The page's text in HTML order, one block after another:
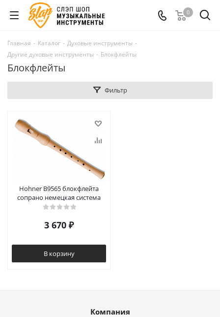
0
Главная - Каталог - Духовые инструменты -
Другие духовые инструменты - Блокфлейты
Блокфлейты
Фильтр
Hohner B9565 блокфлейта
сопрано немецкая система
3 670 ₽
В корзину
Компания